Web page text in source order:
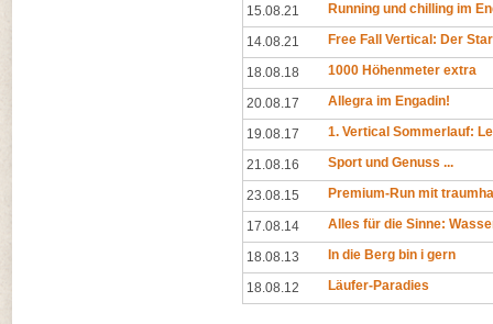
15.08.21 Running und chilling im
14.08.21 Free Fall Vertical: Der
18.08.18 1000 Höhenmeter extra
20.08.17 Allegra im Engadin!
19.08.17 1. Vertical Sommerlauf:
21.08.16 Sport und Genuss ...
23.08.15 Premium-Run mit
17.08.14 Alles für die Sinne:
18.08.13 In die Berg bin i gern
18.08.12 Läufer-Paradies